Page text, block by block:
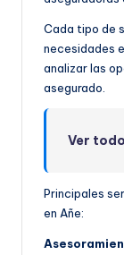
Cada tipo de
necesidades
analizar las
asegurado.
Ver
Principales
en Añe: